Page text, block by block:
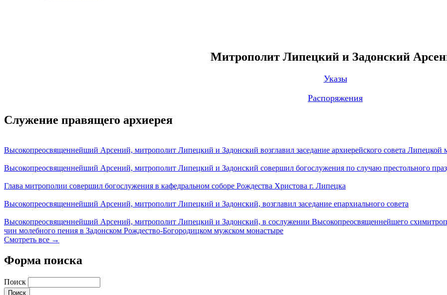
Митрополит Липецкий и Задонский
Указы
Распоряжения
Служение правящего архиерея
Высокопреосвященнейший Арсений, митрополит Липецкий и Задонский возглавил заседание архиерейского совета Липецкой
Высокопреосвященнейший Арсений, митрополит Липецкий и Задонский совершил богослужения по случаю престольного
Глава митрополии совершил богослужения в кафедральном соборе Рождества Христова г. Липецка
Высокопреосвященнейший Арсений, митрополит Липецкий и Задонский, возглавил заседание епархиального совета
Высокопреосвященнейший Арсений, митрополит Липецкий и Задонский, в сослужении Высокопреосвященнейшего
чин молебного пения в Задонском Рождество-Богородицком мужском монастыре
Смотреть все →
Форма поиска
Поиск